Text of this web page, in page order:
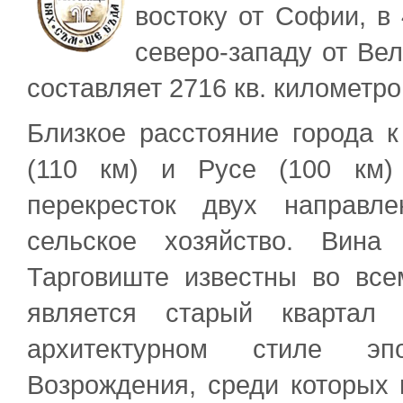
востоку от Софии,
северо-западу от
составляет 2716 кв.
Близкое расстояние
(110 км) и Русе (100 км)
перекресток двух
сельское хозяйство.
Тарговиште известны во
является старый
архитектурном стиле
Возрождения, среди